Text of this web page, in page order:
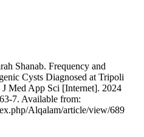
Shanab. Frequency and
Cysts Diagnosed at Tripoli
Med App Sci [Internet]. 2024
7. Available from:
Alqalam/article/view/689